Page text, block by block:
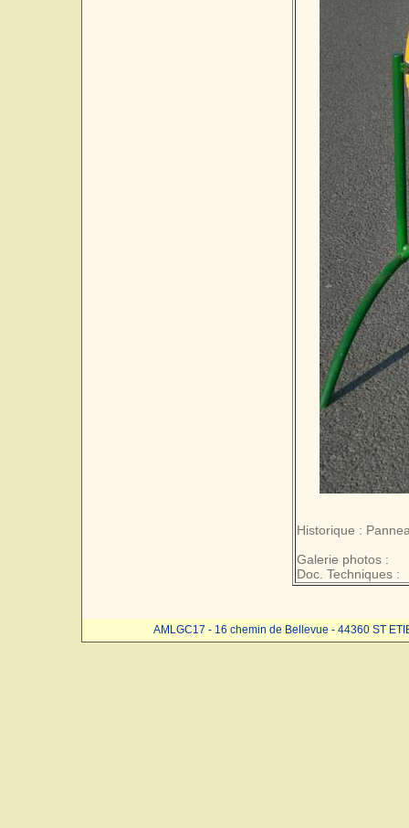
Historique :
Galerie photos :
Doc. Techniques :
AMLGC17 - 16 chemin de Bellevue - 44360 ST